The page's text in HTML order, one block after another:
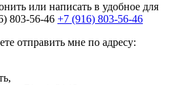
или написать в удобное для
803-56-46 +7 (916) 803-56-46
отправить мне по адресу: